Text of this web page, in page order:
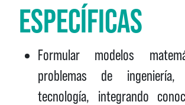
ESPECÍFICAS
Formular modelos
problemas de
tecnología, integrando